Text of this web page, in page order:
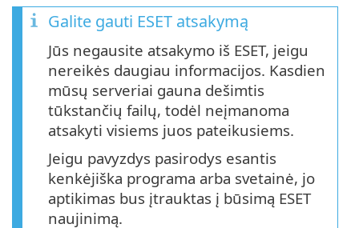
Galite gauti ESET atsakymą
Jūs negausite atsakymo iš ESET, jeigu
nereikės daugiau informacijos. Kasdien
mūsų serveriai gauna dešimtis
tūkstančių failų, todėl neįmanoma
atsakyti visiems juos pateikusiems.
Jeigu pavyzdys pasirodys esantis
kenkėjiška programa arba svetainė, jo
aptikimas bus įtrauktas į būsimą ESET
naujinimą.